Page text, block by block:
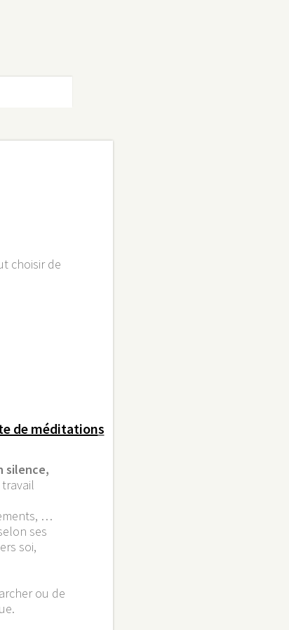
choisir de
silence,
…
ses
soi,
ou de
de méditations